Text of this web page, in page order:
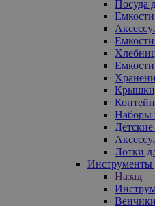
Посуда
Наборы
Лотки
Инструменты
Назад
Венчики